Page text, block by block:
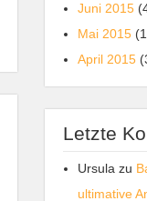
Juni 2015
Mai 2015
April 2015
Letzte
Ursula zu
ultimative